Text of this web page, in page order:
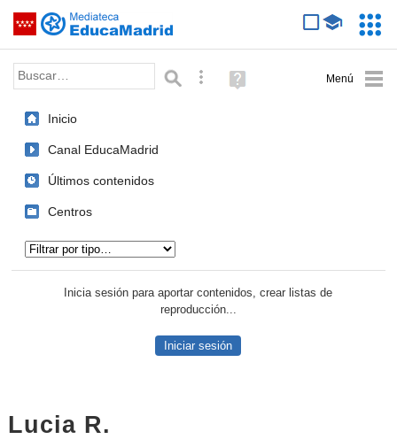
Saltar navegación
Palabra o frase: Búsqueda avanzada
Ayuda
(en
Inicio
Canal EducaMadrid
Últimos contenidos
Centros
Inicia sesión para aportar contenidos, crear listas de
reproducción...
Iniciar sesión
Lucia R.